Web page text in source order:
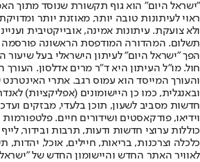
"ישראל היום" הוא גוף תקשורת שנוסד מתוך
ראוי לעיתונות טובה יותר, מאוזנת יותר
ולא צועקת. עיתונות אמינה, אובייקטיבית
הפך "ישראל היום" לעיתון הישראלי בעל שיעור
חול. מו"ל העיתון היא ד"ר מרים אדלסון.
והעורך המייסד הוא עמוס רגב. אתרי
חדשות מסביב לשעון, תוכן בלעדי, מבזקים
וידיאו, פודקאסטים ושידורים חיים.
כוללות ערוצי חדשות ודעות, תרבות ובידור,
לאוויר האתר החדש והיישומון החדש של